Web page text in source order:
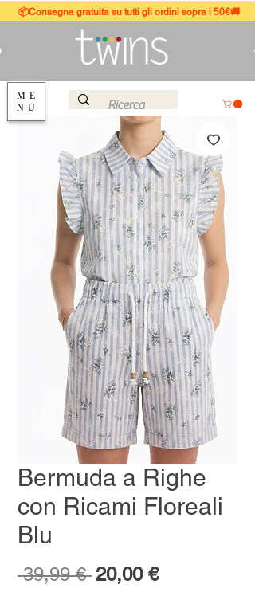
ME
NU
📦Consegna gratuita su tutti gli ordini sopra i 50€🚚
Bermuda a Righe
con Ricami Floreali
Blu
39,99 € Prezzo
20,00 €Prezzo